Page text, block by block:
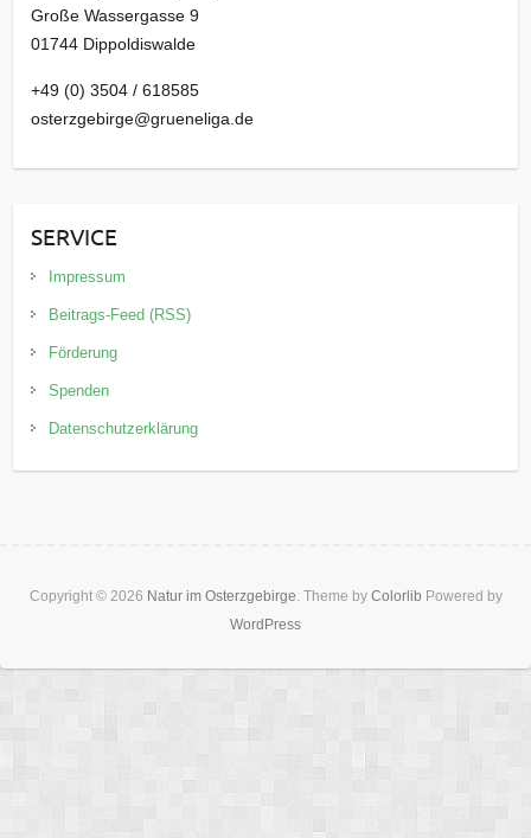
Große Wassergasse 9
01744 Dippoldiswalde
+49 (0) 3504 / 618585
osterzgebirge@grueneliga.de
SERVICE
Impressum
Beitrags-Feed (RSS)
Förderung
Spenden
Datenschutzerklärung
Copyright © 2026 Natur im Osterzgebirge . Theme by Colorlib Powered by
WordPress